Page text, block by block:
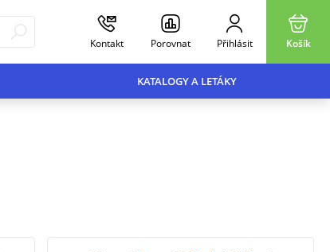
Kontakt Porovnat Přihlásit Košík
KATALOGY A LETÁKY